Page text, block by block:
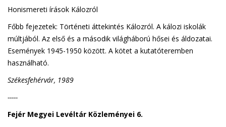
Honismereti írások Kálozról
Főbb fejezetek: Történeti áttekintés Kálozról. A kálozi iskolák
múltjából. Az első és a második világháború hősei és áldozatai.
Események 1945-1950 között. A kötet a kutatóteremben
használható.
Székesfehérvár, 1989
-----
Fejér Megyei Levéltár Közleményei 6.